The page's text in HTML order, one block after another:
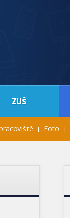
Foto
ZUŠ